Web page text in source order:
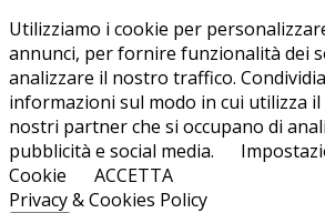
Utilizziamo i cookie per
annunci, per fornire funzionalità dei
analizzare il nostro traffico.
informazioni sul modo in cui utilizza
nostri partner che si occupano di
pubblicità e social media.
Cookie
ACCETTA
Privacy & Cookies Policy